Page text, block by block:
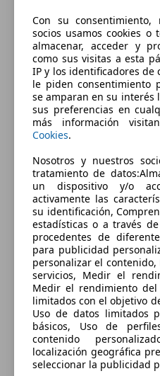
Velocidad máxima (km/h)
200 km/h
Número de marchas
Par motor
664 nm
Cilindrada
Combustible
Eléctrico
Cilindros
Transmisión
Semiautomático
Tracción
Todo terreno tracción
Con su consentimiento,
socios usamos cookies o
almacenar, acceder y
como sus visitas a esta
IP y los identificadores de
le piden consentimiento
se amparan en su interés
sus preferencias en
más información
Cookies.
Nosotros y nuestros
tratamiento de
un dispositivo y/o
activamente las
su identificación,
estadísticas o a través
procedentes de
para publicidad
personalizar el
servicios, Medir el
Medir el rendimiento
limitados con el objetivo
Uso de datos limitados
básicos, Uso de
contenido
localización geográfica
seleccionar la publicidad